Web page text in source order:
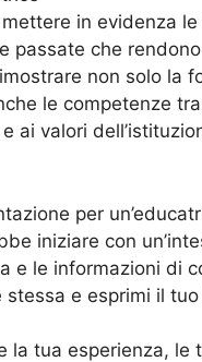
in evidenza
passate che
non solo la
le competenze
ai valori
per
iniziare con
e le informazioni di
e esprimi il
la tua esperienza, le